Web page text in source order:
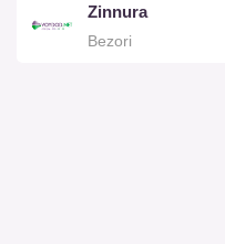
Zinnura
Bezori